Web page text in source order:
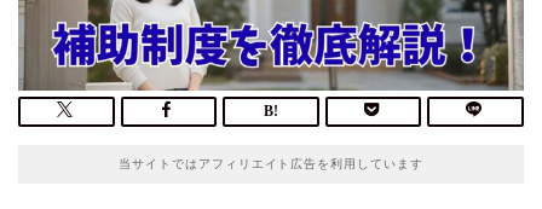
当サイトではアフィリエイト広告を利用しています